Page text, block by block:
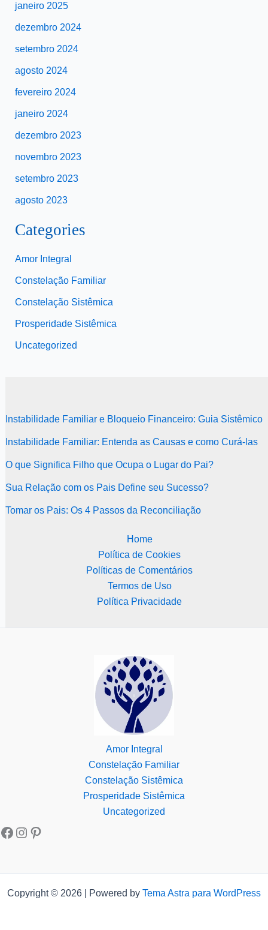
janeiro 2025
dezembro 2024
setembro 2024
agosto 2024
fevereiro 2024
janeiro 2024
dezembro 2023
novembro 2023
setembro 2023
agosto 2023
Categories
Amor Integral
Constelação Familiar
Constelação Sistêmica
Prosperidade Sistêmica
Uncategorized
Instabilidade Familiar e Bloqueio Financeiro: Guia Sistêmico
Instabilidade Familiar: Entenda as Causas e como Curá-las
O que Significa Filho que Ocupa o Lugar do Pai?
Sua Relação com os Pais Define seu Sucesso?
Tomar os Pais: Os 4 Passos da Reconciliação
Home
Política de Cookies
Políticas de Comentários
Termos de Uso
Política Privacidade
Amor Integral
Constelação Familiar
Constelação Sistêmica
Prosperidade Sistêmica
Uncategorized
Copyright © 2026 | Powered by Tema Astra para WordPress